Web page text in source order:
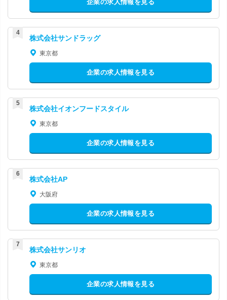
企業の求人情報を見る
株式会社サンドラッグ
東京都
企業の求人情報を見る
株式会社イオンフードスタイル
東京都
企業の求人情報を見る
株式会社AP
大阪府
企業の求人情報を見る
株式会社サンリオ
東京都
企業の求人情報を見る